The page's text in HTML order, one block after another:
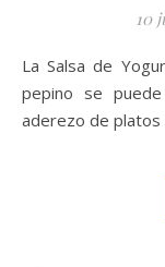
10
La Salsa de Yogurt oTzatziki es una salsa de yogur con
pepino se
aderezo de platos